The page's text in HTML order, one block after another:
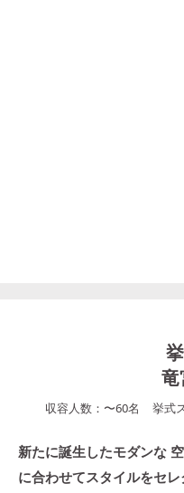
竜
収容人数： 〜60名 挙式
新たに誕生したモダンな
に合わせてスタイルをセレ